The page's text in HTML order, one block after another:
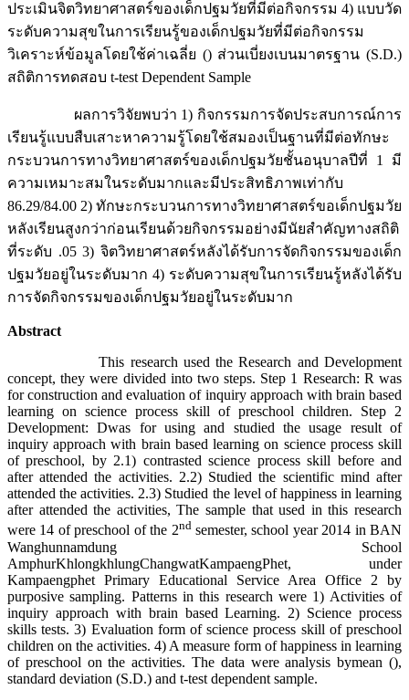
ประเมินจิตวิทยาศาสตร์ของเด็กปฐมวัยที่มีต่อกิจกรรม 4) แบบวัด
ระดับความสุขในการเรียนรู้ของเด็กปฐมวัยที่มีต่อกิจกรรม
วิเคราะห์ข้อมูลโดยใช้ค่าเฉลี่ย () ส่วนเบี่ยงเบนมาตรฐาน (S.D.)
สถิติการทดสอบ t-test Dependent Sample
ผลการวิจัยพบว่า 1) กิจกรรมการจัดประสบการณ์การ
เรียนรู้แบบสืบเสาะหาความรู้โดยใช้สมองเป็นฐานที่มีต่อทักษะ
กระบวนการทางวิทยาศาสตร์ของเด็กปฐมวัยชั้นอนุบาลปีที่ 1 มี
ความเหมาะสมในระดับมากและมีประสิทธิภาพเท่ากับ
86.29/84.00 2) ทักษะกระบวนการทางวิทยาศาสตร์ขอเด็กปฐมวัย
หลังเรียนสูงกว่าก่อนเรียนด้วยกิจกรรมอย่างมีนัยสำคัญทางสถิติ
ที่ระดับ .05 3) จิตวิทยาศาสตร์หลังได้รับการจัดกิจกรรมของเด็ก
ปฐมวัยอยู่ในระดับมาก 4) ระดับความสุขในการเรียนรู้หลังได้รับ
การจัดกิจกรรมของเด็กปฐมวัยอยู่ในระดับมาก
Abstract
This research used the Research and Development
concept, they were divided into two steps. Step 1 Research: R was
for construction and evaluation of inquiry approach with brain based
learning on science process skill of preschool children. Step 2
Development: Dwas for using and studied the usage result of
inquiry approach with brain based learning on science process skill
of preschool, by 2.1) contrasted science process skill before and
after attended the activities. 2.2) Studied the scientific mind after
attended the activities. 2.3) Studied the level of happiness in learning
after attended the activities, The sample that used in this research
were 14 of preschool of the 2ndsemester, school year 2014 in BAN
Wanghunnamdung School
AmphurKhlongkhlungChangwatKampaengPhet, under
Kampaengphet Primary Educational Service Area Office 2 by
purposive sampling. Patterns in this research were 1) Activities of
inquiry approach with brain based Learning. 2) Science process
skills tests. 3) Evaluation form of science process skill of preschool
children on the activities. 4) A measure form of happiness in learning
of preschool on the activities. The data were analysis bymean (),
standard deviation (S.D.) and t-test dependent sample.